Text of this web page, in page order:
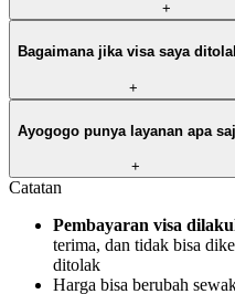
+
Bagaimana jika visa saya
+
Ayogogo punya layanan apa
+
Catatan
Pembayaran visa
terima, dan tidak bisa
ditolak
Harga bisa berubah